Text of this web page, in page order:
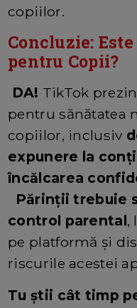
copiilor.
Concluzie:
pentru Copii?
DA! TikTok
pentru sănătatea
copiilor, inclusiv
expunere la
încălcarea
Părinții trebuie
control parental,
pe platformă și
riscurile acestei
Tu știi cât timp